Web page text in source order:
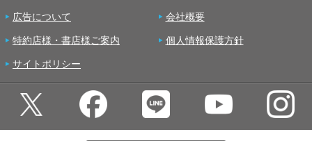
広告について 会社概要
特約店様・書店様ご案内 個人情報保護方針
サイトポリシー